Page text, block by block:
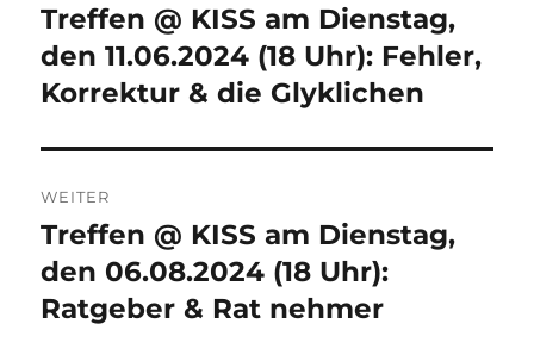
Vorheriger
Beitrag:
Treffen @ KISS am Dienstag,
den 11.06.2024 (18 Uhr): Fehler,
Korrektur & die Glyklichen
WEITER
Nächster
Beitrag:
Treffen @ KISS am Dienstag,
den 06.08.2024 (18 Uhr):
Ratgeber & Rat nehmer